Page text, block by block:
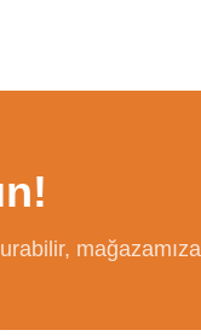
mağazamıza